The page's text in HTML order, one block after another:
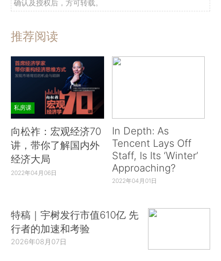
确认及授权后，方可转载。
推荐阅读
私房课
向松祚：宏观经济70
讲，带你了解国内外
经济大局
2022年04月06日
In Depth: As
Tencent Lays Off
Staff, Is Its ‘Winter’
Approaching?
2022年04月01日
特稿｜宇树发行市值610亿 先
行者的加速和考验
2026年08月07日